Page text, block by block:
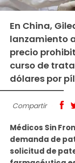
En China,
lanzamiento
precio
curso de
dólares por
Compartir
Médicos Sin
demanda de
solicitud de